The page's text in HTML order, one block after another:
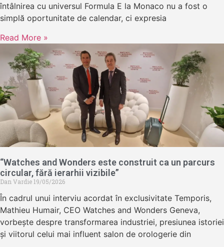
întâlnirea cu universul Formula E la Monaco nu a fost o
simplă oportunitate de calendar, ci expresia
Read More »
“Watches and Wonders este construit ca un parcurs
circular, fără ierarhii vizibile”
Dan Vardie19/05/2026
În cadrul unui interviu acordat în exclusivitate Temporis,
Mathieu Humair, CEO Watches and Wonders Geneva,
vorbește despre transformarea industriei, presiunea istoriei
și viitorul celui mai influent salon de orologerie din